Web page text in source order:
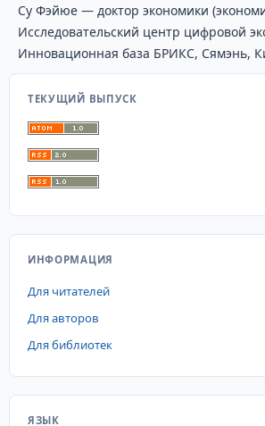
Су Фэйюе — доктор экономики
Исследовательский центр цифровой
Инновационная база БРИКС, Сямэнь,
ТЕКУЩИЙ ВЫПУСК
ИНФОРМАЦИЯ
Для читателей
Для авторов
Для библиотек
ЯЗЫК